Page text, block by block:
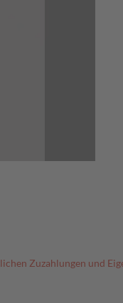
Zuzahlungen und